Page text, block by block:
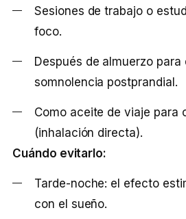
Sesiones de trabajo o
foco.
Después de almuerzo para
somnolencia postprandial.
Como aceite de viaje para
(inhalación directa).
Cuándo evitarlo:
Tarde-noche: el efecto
con el sueño.